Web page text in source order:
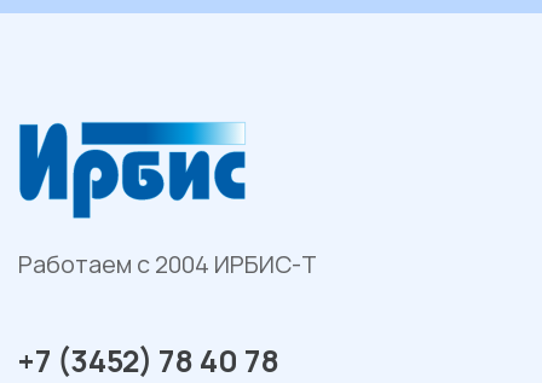
Системы перегородок
Рольставни
Гаражные и уличные ворота
Гарантийное обслуживание